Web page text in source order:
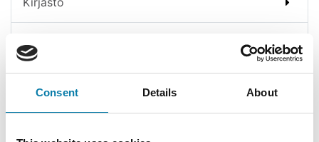
Consent Details About
Kansalaisopisto